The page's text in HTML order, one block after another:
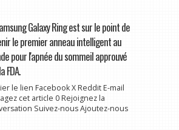
Galaxy Ring est sur le point de
le premier anneau intelligent au
pour l'apnée du sommeil approuvé
FDA.
le lien Facebook X Reddit E-mail
cet article 0 Rejoignez la
Suivez-nous Ajoutez-nous